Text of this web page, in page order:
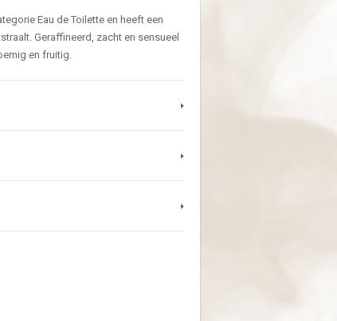
Eau de Toilette en heeft een
Geraffineerd, zacht en sensueel
en fruitig.